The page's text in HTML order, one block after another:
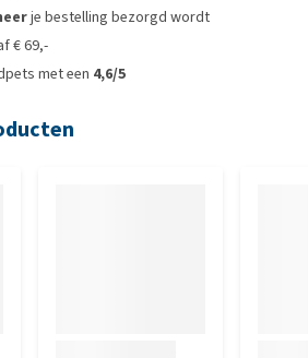
je bestelling bezorgd wordt
€ 69,-
met een 4,6/5